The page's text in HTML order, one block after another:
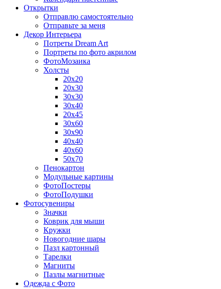
Открытки
Отправлю самостоятельно
Отправьте за меня
Декор Интерьера
Потреты Dream Art
Портреты по фото акрилом
ФотоМозаика
Холсты
20х20
20х30
30х30
30х40
20х45
30х60
30х90
40х40
40х60
50х70
Пенокартон
Модульные картины
ФотоПостеры
ФотоПодушки
Фотоcувениры
Значки
Коврик для мыши
Кружки
Новогодние шары
Пазл картонный
Тарелки
Магниты
Пазлы магнитные
Одежда с Фото